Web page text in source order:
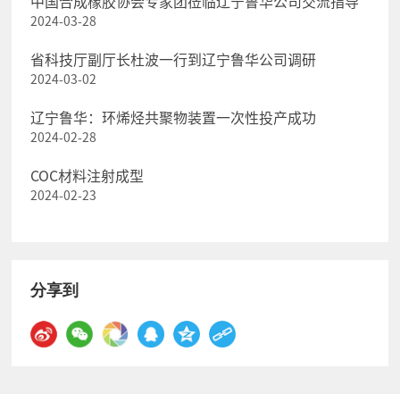
2024-03-28
省科技厅副厅长杜波一行到辽宁鲁华公司调研
2024-03-02
辽宁鲁华：环烯烃共聚物装置一次性投产成功
2024-02-28
COC材料注射成型
2024-02-23
分享到